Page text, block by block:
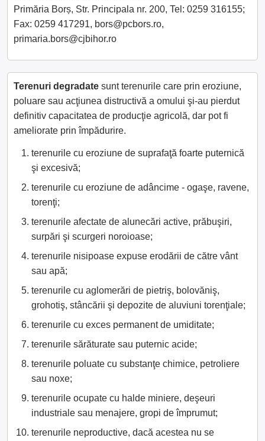
Primăria Borș, Str. Principala nr. 200, Tel: 0259 316155;
Fax: 0259 417291, bors@pcbors.ro,
primaria.bors@cjbihor.ro
Terenuri degradate sunt terenurile care prin eroziune,
poluare sau acţiunea distructivă a omului şi-au pierdut
definitiv capacitatea de producţie agricolă, dar pot fi
ameliorate prin împădurire.
terenurile cu eroziune de suprafaţă foarte puternică
şi excesivă;
terenurile cu eroziune de adâncime - ogaşe, ravene,
torenţi;
terenurile afectate de alunecări active, prăbuşiri,
surpări şi scurgeri noroioase;
terenurile nisipoase expuse erodării de către vânt
sau apă;
terenurile cu aglomerări de pietriş, bolovăniş,
grohotiş, stâncării şi depozite de aluviuni torenţiale;
terenurile cu exces permanent de umiditate;
terenurile sărăturate sau puternic acide;
terenurile poluate cu substanţe chimice, petroliere
sau noxe;
terenurile ocupate cu halde miniere, deşeuri
industriale sau menajere, gropi de împrumut;
terenurile neproductive, dacă acestea nu se